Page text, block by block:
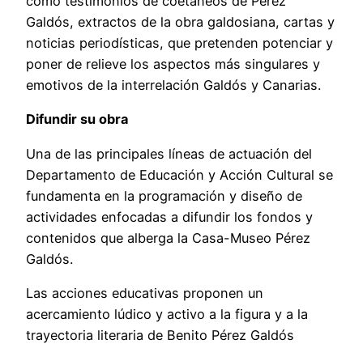
Galdós, extractos de la obra galdosiana, cartas y
noticias periodísticas, que pretenden potenciar y
poner de relieve los aspectos más singulares y
emotivos de la interrelación Galdós y Canarias.
Difundir su obra
Una de las principales líneas de actuación del
Departamento de Educación y Acción Cultural se
fundamenta en la programación y diseño de
actividades enfocadas a difundir los fondos y
contenidos que alberga la Casa-Museo Pérez
Galdós.
Las acciones educativas proponen un
acercamiento lúdico y activo a la figura y a la
trayectoria literaria de Benito Pérez Galdós